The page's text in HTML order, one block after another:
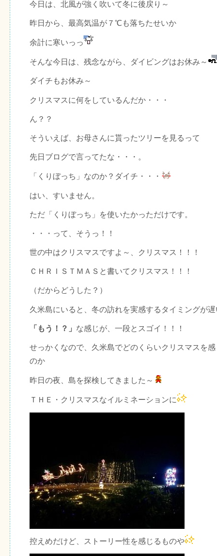
今日は、北風が強く吹いて冬に後戻り～
昨日から、最高気温が７℃も落ちたせいか
余計に寒いっっ
そんな今日は、残念ながら、ダイビングはお休み～
ダイチもお休み～
クリスマスに何をしているんだか・・・
ん？？
そういえば、お母さんに貰ったツリーを見るって
先日ブログで言ってたな・・・。
「くりぼっち」なのか？ダイチ・・・
はい、すいません。
ただ「くりぼっち」を使いたかっただけです。
・・・って、そうっ！！
世の中はクリスマスですよ～、クリスマス！！！
ＣＨＲＩＳＴＭＡＳと書いてクリスマス！！！
（だからどうした？）
久米島にいると、冬の訪れを実感するタイミングが
「もう！？」 な感じが、一段とスゴイ！！！
せっかくなので、久米島でどのくらいクリスマスを
のか
昨日の夜、島を探検してきました～
ＴＨＥ・クリスマスなイルミネーションに
控えめだけど、ストーリー性を感じるものや